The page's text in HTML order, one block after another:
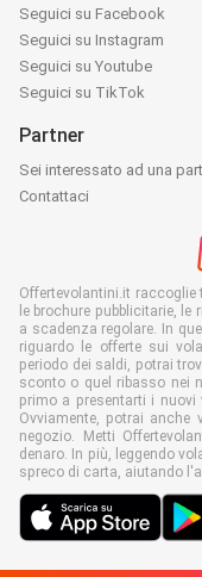
Seguici su Facebook
Seguici su Instagram
Seguici su Youtube
Seguici su TikTok
Partner
Sei interessato ad una
Contattaci
Offertevolantini.it
le brochure pubblicitarie,
a scadenza regolare. In
riguardo le offerte sui
periodo dei saldi, potrai
sconto o quel ribasso nei
primo a presentarti i
Ovviamente, potrai
negozio. Metti
denaro. In più, leggendo
spreco di carta, aiutando